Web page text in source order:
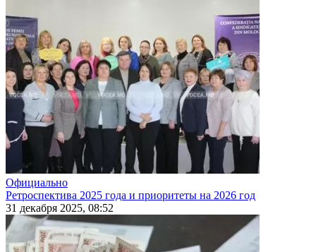
Официально
Ретроспектива 2025 года и приоритеты на 2026 год
31 декабря 2025, 08:52